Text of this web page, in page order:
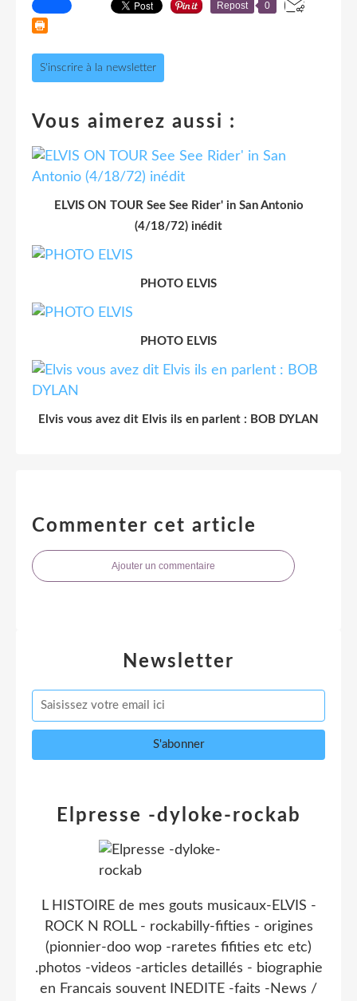
Repost 0
S'inscrire à la newsletter
Vous aimerez aussi :
ELVIS ON TOUR See See Rider' in San Antonio
(4/18/72) inédit
PHOTO ELVIS
PHOTO ELVIS
Elvis vous avez dit Elvis ils en parlent : BOB DYLAN
Commenter cet article
Ajouter un commentaire
Newsletter
Elpresse -dyloke-rockab
L HISTOIRE de mes gouts musicaux-ELVIS -
ROCK N ROLL - rockabilly-fifties - origines
(pionnier-doo wop -raretes fifities etc etc)
.photos -videos -articles detaillés - biographie
en Francais souvent INEDITE -faits -News /